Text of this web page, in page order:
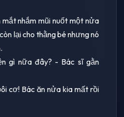
mắt nhắm mũi nuốt một nửa
lại cho thằng bé nhưng nó
gì nữa đây? - Bác sĩ gằn
cơ! Bác ăn nửa kia mất rồi